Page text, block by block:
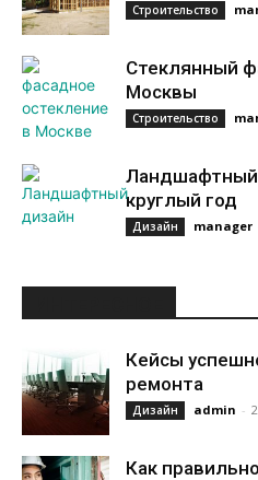
Строительство
Стеклянный
Москвы
Строительство
Ландшафтный
круглый год
Дизайн manager
Кейсы
ремонта
Дизайн admin -
Как